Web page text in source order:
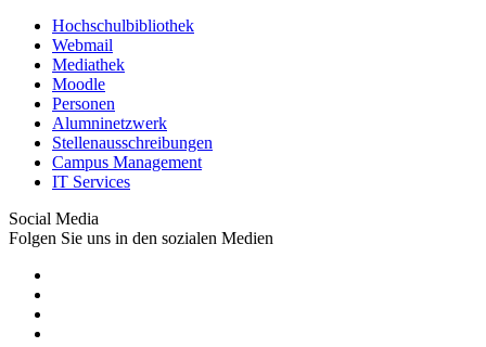
Hochschulbibliothek
Webmail
Mediathek
Moodle
Personen
Alumninetzwerk
Stellenausschreibungen
Campus Management
IT Services
Social Media
Folgen Sie uns in den sozialen Medien